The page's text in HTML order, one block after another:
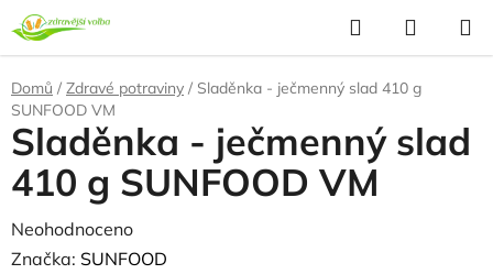
Přejít
na
obsah
Hledat
KOŠÍK
Domů / Zdravé potraviny / Sladěnka - ječmenný slad 410 g
SUNFOOD VM
Sladěnka - ječmenný slad
410 g SUNFOOD VM
Průměrné
hodnocení
Neohodnoceno
Značka: SUNFOOD